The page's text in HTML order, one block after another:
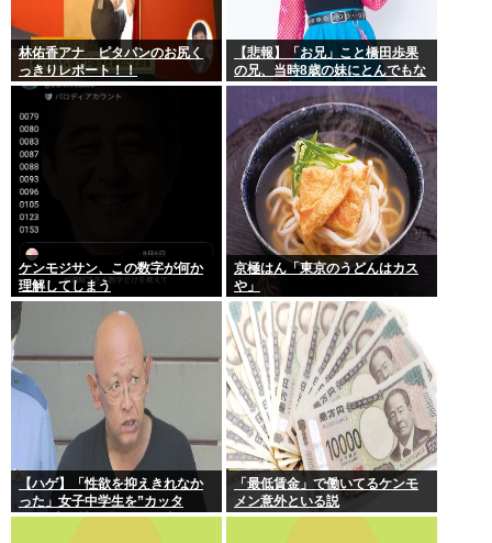
林佑香アナ ピタパンのお尻く
っきりレポート！！
【悲報】「お兄」こと橋田歩果
の兄、当時8歳の妹にとんでもな
いことを頼む
ケンモジサン、この数字が何か
理解してしまう
京極はん「東京のうどんはカス
や」
【ハゲ】「性欲を抑えきれなか
った」女子中学生を”カッタ
ー”で脅し性的暴行か 56歳の男
「最低賃金」で働いてるケンモ
メン意外といる説